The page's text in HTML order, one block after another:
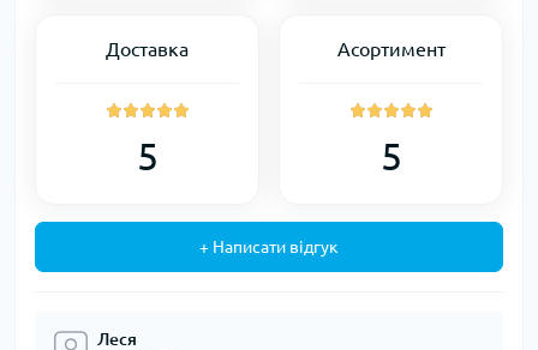
+ Написати відгук
Доставка
5
Асортимент
5
Леся